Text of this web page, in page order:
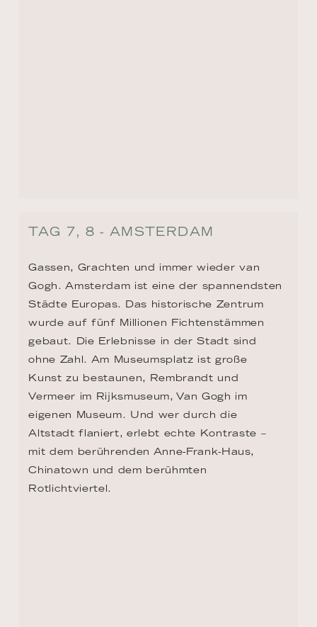
gebaut. Die Erlebnisse in der Stadt sind
Kunst zu bestaunen, Rembrandt und
Vermeer im Rijksmuseum, Van Gogh im
eigenen Museum. Und wer durch die
Altstadt flaniert, erlebt echte Kontraste –
mit dem berührenden Anne-Frank-Haus,
Chinatown und dem berühmten
Rotlichtviertel.